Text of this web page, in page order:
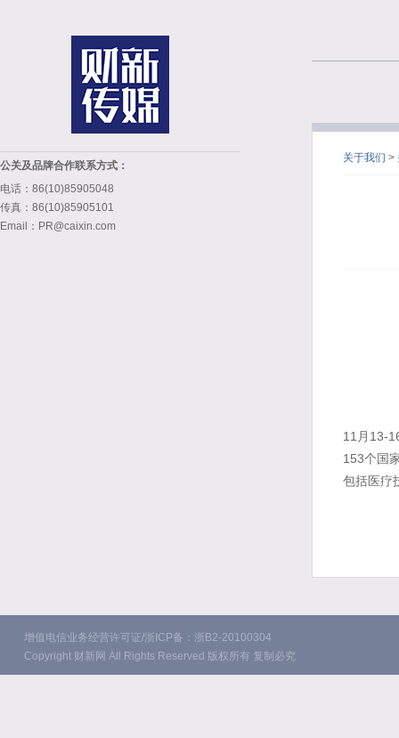
公关及品牌合作联系方式：
电话：86(10)85905048
传真：86(10)85905101
Email：PR@caixin.com
关于我们 >
11月13-
153个国
包括医疗
增值电信业务经营许可证/浙ICP备：浙B2-20100304
Copyright 财新网 All Rights Reserved 版权所有 复制必究